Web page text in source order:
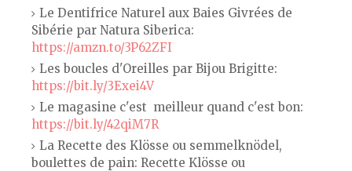
Le Dentifrice Naturel aux Baies Givrées de
Sibérie par Natura Siberica:
https://amzn.to/3P62ZFI
Les boucles d'Oreilles par Bijou Brigitte:
https://bit.ly/3Exei4V
Le magasine c'est meilleur quand c'est bon:
https://bit.ly/42qiM7R
La Recette des Klösse ou semmelknödel,
boulettes de pain: Recette Klösse ou